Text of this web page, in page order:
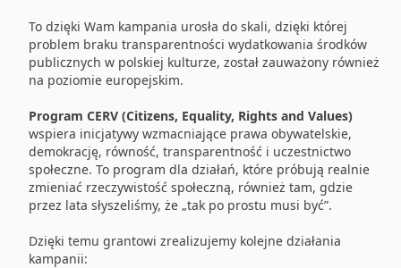
To dzięki Wam kampania urosła do skali, dzięki której
problem braku transparentności wydatkowania środków
publicznych w polskiej kulturze, został zauważony również
na poziomie europejskim.
Program CERV (Citizens, Equality, Rights and Values)
wspiera inicjatywy wzmacniające prawa obywatelskie,
demokrację, równość, transparentność i uczestnictwo
społeczne. To program dla działań, które próbują realnie
zmieniać rzeczywistość społeczną, również tam, gdzie
przez lata słyszeliśmy, że „tak po prostu musi być”.
Dzięki temu grantowi zrealizujemy kolejne działania
kampanii: